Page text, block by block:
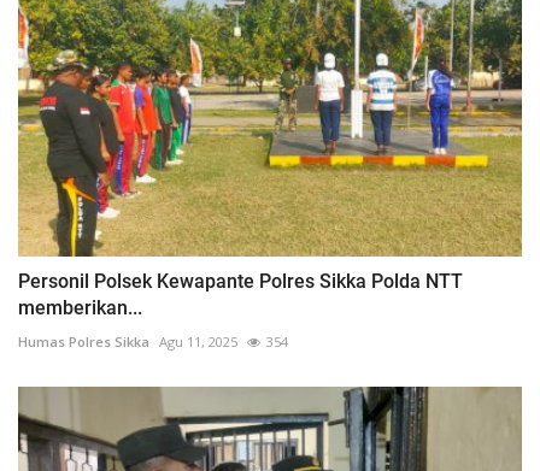
Personil Polsek Kewapante Polres Sikka Polda NTT
memberikan...
Humas Polres Sikka Agu 11, 2025 354